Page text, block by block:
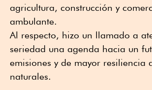
agricultura, construcción y
ambulante.
Al respecto, hizo un llamado a
seriedad una agenda hacia un
emisiones y de mayor resiliencia
naturales.